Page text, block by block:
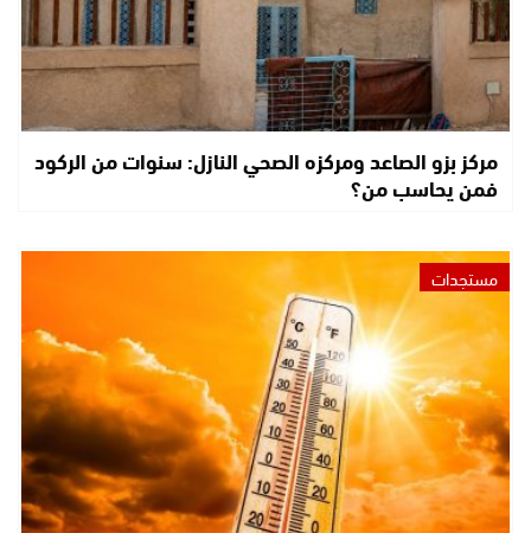
مركز بزو الصاعد ومركزه الصحي النازل: سنوات من الركود
فمن يحاسب من؟
مستجدات